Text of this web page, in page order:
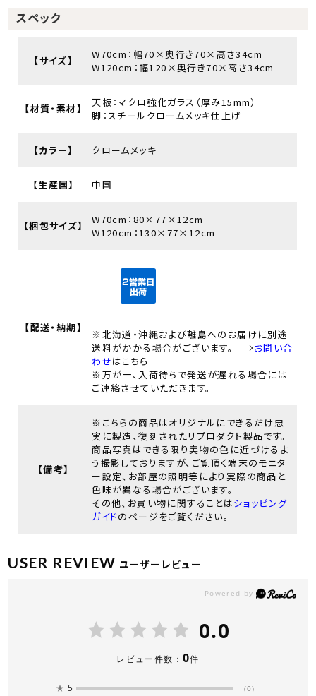
スペック
【サイズ】
W70cm：幅70×奥行き70×高さ34cm
W120cm：幅120×奥行き70×高さ34cm
【材質・素材】
天板：マクロ強化ガラス（厚み15mm）
脚：スチールクロームメッキ仕上げ
【カラー】 クロームメッキ
【生産国】 中国
【梱包サイズ】
W70cm：80×77×12cm
W120cm：130×77×12cm
【配送・納期】
※北海道・沖縄および離島へのお届けに別途
送料がかかる場合がございます。 ⇒お問い合
わせはこちら
※万が一、入荷待ちで発送が遅れる場合には
ご連絡させていただきます。
【備考】
※こちらの商品はオリジナルにできるだけ忠
実に製造、復刻されたリプロダクト製品です。
商品写真はできる限り実物の色に近づけるよ
う撮影しておりますが、ご覧頂く端末のモニタ
ー設定、お部屋の照明等により実際の商品と
色味が異なる場合がございます。
その他、お買い物に関することはショッピング
ガイドのページをご覧ください。
USER REVIEW ユーザーレビュー
0.0
レビュー件数： 0件
★ 5 (0)